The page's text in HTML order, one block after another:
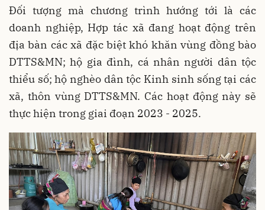
Đối tượng mà chương trình hướng tới là các
doanh nghiệp, Hợp tác xã đang hoạt động trên
địa bàn các xã đặc biệt khó khăn vùng đồng bào
DTTS&MN; hộ gia đình, cá nhân người dân tộc
thiểu số; hộ nghèo dân tộc Kinh sinh sống tại các
xã, thôn vùng DTTS&MN. Các hoạt động này sẽ
thực hiện trong giai đoạn 2023 - 2025.